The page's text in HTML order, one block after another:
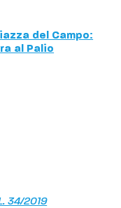
del Campo:
al Palio
34/2019